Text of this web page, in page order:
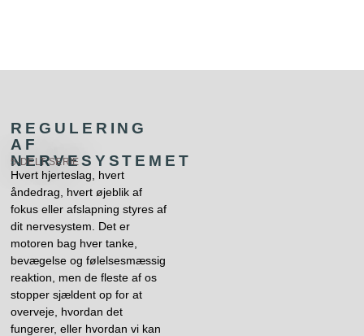
REGULERING
AF
NERVESYSTEMET
5-DELT SERIE
Hvert hjerteslag, hvert
åndedrag, hvert øjeblik af
fokus eller afslapning styres af
dit nervesystem. Det er
motoren bag hver tanke,
bevægelse og følelsesmæssig
reaktion, men de fleste af os
stopper sjældent op for at
overveje, hvordan det
fungerer, eller hvordan vi kan